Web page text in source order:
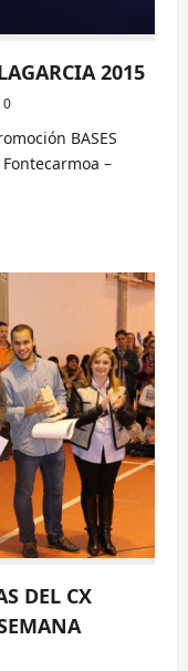
2015
0
BASES
–
DEL CX